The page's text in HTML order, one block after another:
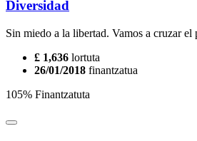
Diversidad
Sin miedo a la libertad. Vamos a cruzar el
£ 1,636 lortuta
26/01/2018 finantzatua
105% Finantzatuta